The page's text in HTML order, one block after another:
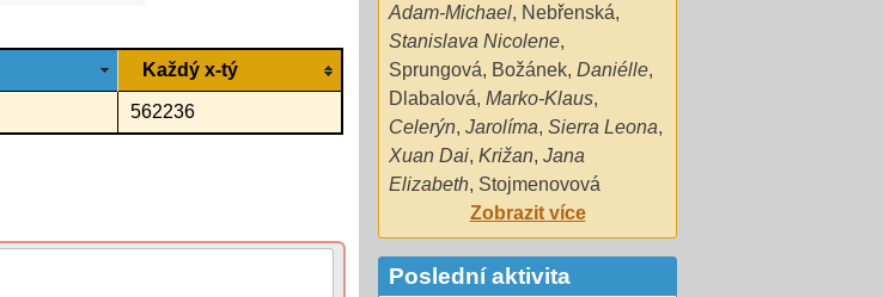
Každý x-tý
562236
Adam-Michael, Nebřenská,
Stanislava Nicolene,
Sprungová, Božánek, Daniélle,
Dlabalová, Marko-Klaus,
Celerýn, Jarolíma, Sierra Leona,
Xuan Dai, Križan, Jana
Elizabeth, Stojmenovová
Zobrazit více
Poslední aktivita